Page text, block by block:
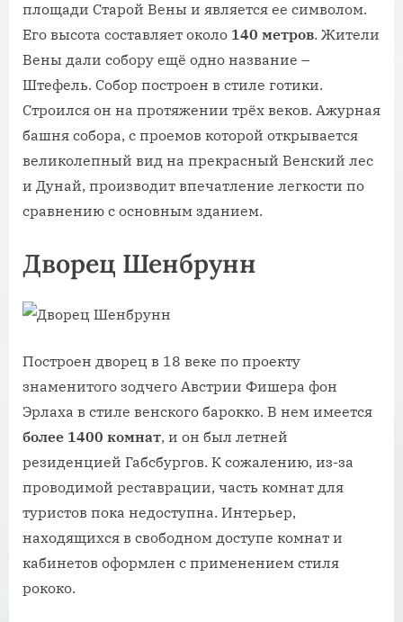
площади Старой Вены и является ее символом.
Его высота составляет около 140 метров. Жители
Вены дали собору ещё одно название –
Штефель. Собор построен в стиле готики.
Строился он на протяжении трёх веков. Ажурная
башня собора, с проемов которой открывается
великолепный вид на прекрасный Венский лес
и Дунай, производит впечатление легкости по
сравнению с основным зданием.
Дворец Шенбрунн
Построен дворец в 18 веке по проекту
знаменитого зодчего Австрии Фишера фон
Эрлаха в стиле венского барокко. В нем имеется
более 1400 комнат, и он был летней
резиденцией Габсбургов. К сожалению, из-за
проводимой реставрации, часть комнат для
туристов пока недоступна. Интерьер,
находящихся в свободном доступе комнат и
кабинетов оформлен с применением стиля
рококо.